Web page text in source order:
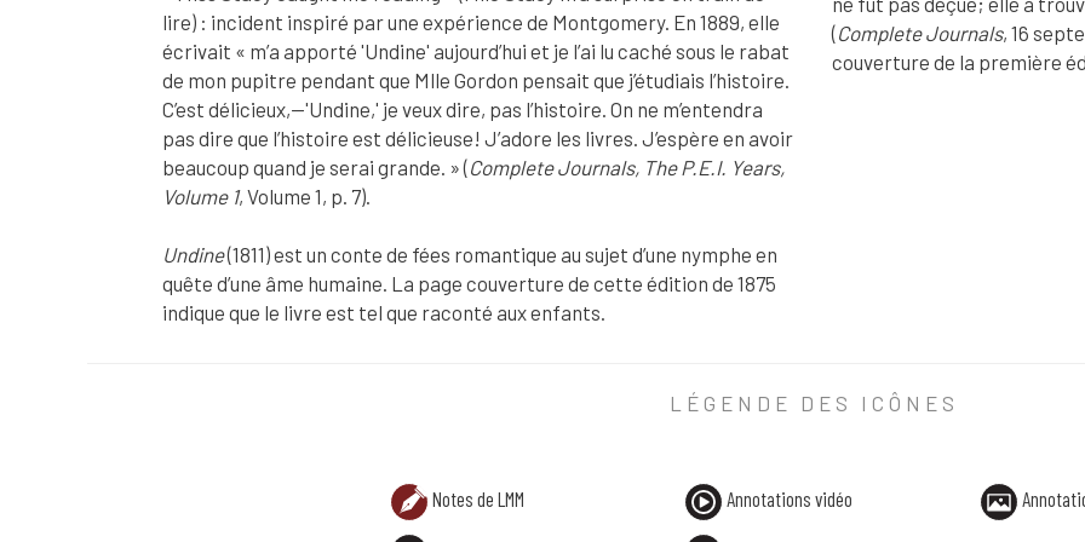
lire) : incident inspiré par une expérience de Montgomery. En 1889, elle
écrivait « m’a apporté 'Undine' aujourd’hui et je l’ai lu caché sous le rabat
de mon pupitre pendant que Mlle Gordon pensait que j’étudiais l’histoire.
C’est délicieux,—'Undine,' je veux dire, pas l’histoire. On ne m’entendra
pas dire que l’histoire est délicieuse! J’adore les livres. J’espère en avoir
beaucoup quand je serai grande. » (Complete Journals, The P.E.I. Years,
Volume 1, Volume 1, p. 7).
Undine(1811) est un conte de fées romantique au sujet d’une nymphe en
quête d’une âme humaine. La page couverture de cette édition de 1875
indique que le livre est tel que raconté aux enfants.
(1811) est un conte de fées romantique au sujet d’une nymphe en quête d’une âme humaine. La
(Complete Journals, 16
couverture de la première
LÉGENDE DES ICÔNES
Notes de LMM Annotations vidéo